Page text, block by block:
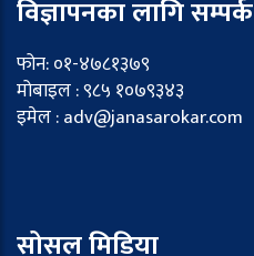
विज्ञापनका लागि सम्पर्क
फोन: ०१-४७८१३७९
मोबाइल : ९८५ १०७९३४३
इमेल : adv@janasarokar.com
सोसल मिडिया